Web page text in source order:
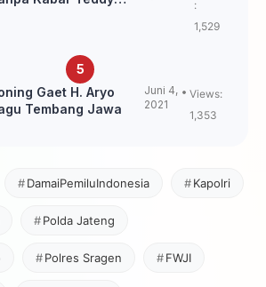
:
1,529
Gaet H. Aryo
Tembang Jawa
Juni 4,
2021
Views:
1,353
DamaiPemiluIndonesia Kapolri
Polda Jateng
Polres Sragen FWJI